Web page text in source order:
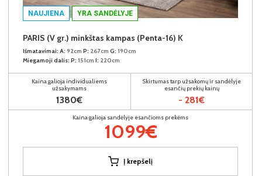
NAUJIENA YRA SANDĖLYJE
PARIS (V gr.) minkštas kampas (Penta-16) K
Išmatavimai: A: 92cm P: 267cm G: 190cm
Miegamoji dalis: P: 151cm I: 220cm
Kaina galioja individualiems
užsakymams
1380€
Skirtumas tarp užsakomų ir sandėlyje
esančių prekių kainų
- 281€
Kaina galioja sandėlyje esančioms prekėms
1099€
Į krepšelį